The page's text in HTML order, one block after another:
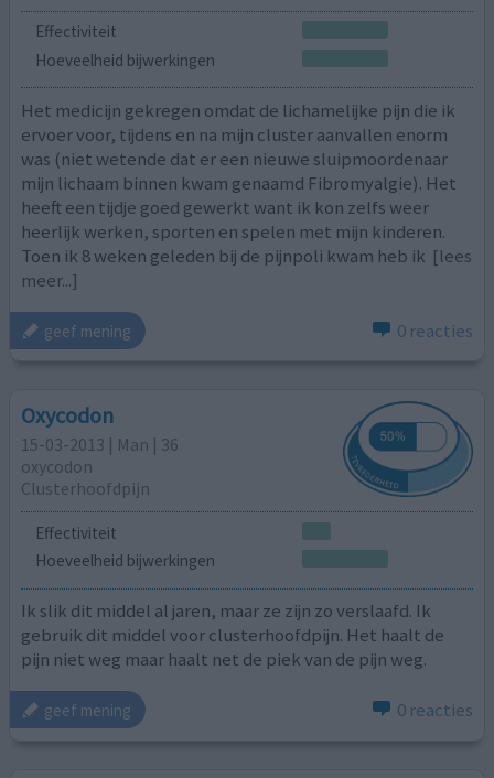
Effectiviteit
Hoeveelheid bijwerkingen
Het medicijn gekregen omdat de lichamelijke pijn die ik
ervoer voor, tijdens en na mijn cluster aanvallen enorm
was (niet wetende dat er een nieuwe sluipmoordenaar
mijn lichaam binnen kwam genaamd Fibromyalgie). Het
heeft een tijdje goed gewerkt want ik kon zelfs weer
heerlijk werken, sporten en spelen met mijn kinderen.
Toen ik 8 weken geleden bij de pijnpoli kwam heb ik [lees
meer...]
geef mening 0 reacties
Oxycodon
15-03-2013 | Man | 36
oxycodon
Clusterhoofdpijn
Effectiviteit
Hoeveelheid bijwerkingen
Ik slik dit middel al jaren, maar ze zijn zo verslaafd. Ik
gebruik dit middel voor clusterhoofdpijn. Het haalt de
pijn niet weg maar haalt net de piek van de pijn weg.
geef mening 0 reacties